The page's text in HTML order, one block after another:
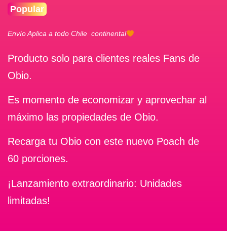
Popular
Envío Aplica a todo Chile continental
Producto solo para clientes reales Fans de
Obio.
Es momento de economizar y aprovechar al
máximo las propiedades de Obio.
Recarga tu Obio con este nuevo Poach de
60 porciones.
¡Lanzamiento extraordinario: Unidades
limitadas!